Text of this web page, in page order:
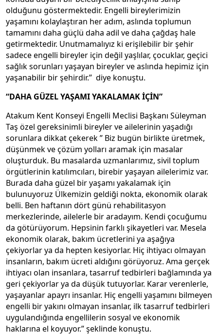
olduğunu göstermektedir. Engelli bireylerimizin
yaşamını kolaylaştıran her adım, aslında toplumun
tamamını daha güçlü daha adil ve daha çağdaş hale
getirmektedir. Unutmamalıyız ki erişilebilir bir şehir
sadece engelli bireyler için değil yaşlılar, çocuklar, geçici
sağlık sorunları yaşayan bireyler ve aslında hepimiz için
yaşanabilir bir şehirdir.” diye konuştu.
“DAHA GÜZEL YAŞAMI YAKALAMAK İÇİN”
Atakum Kent Konseyi Engelli Meclisi Başkanı Süleyman
Taş özel gereksinimli bireyler ve ailelerinin yaşadığı
sorunlara dikkat çekerek ” Biz bugün birlikte üretmek,
düşünmek ve çözüm yolları aramak için masalar
oluşturduk. Bu masalarda uzmanlarımız, sivil toplum
örgütlerinin katılımcıları, birebir yaşayan ailelerimiz var.
Burada daha güzel bir yaşamı yakalamak için
bulunuyoruz Ülkemizin geldiği nokta, ekonomik olarak
belli. Ben haftanın dört günü rehabilitasyon
merkezlerinde, ailelerle bir aradayım. Kendi çocuğumu
da götürüyorum. Hepsinin farklı şikayetleri var. Mesela
ekonomik olarak, bakım ücretlerini ya aşağıya
çekiyorlar ya da hepten kesiyorlar. Hiç ihtiyacı olmayan
insanların, bakım ücreti aldığını görüyoruz. Ama gerçek
ihtiyacı olan insanlara, tasarruf tedbirleri bağlamında ya
geri çekiyorlar ya da düşük tutuyorlar. Karar verenlerle,
yaşayanlar apayrı insanlar. Hiç engelli yaşamını bilmeyen
engelli bir yakını olmayan insanlar, ilk tasarruf tedbirleri
uygulandığında engellilerin sosyal ve ekonomik
haklarına el koyuyor.” şeklinde konuştu.